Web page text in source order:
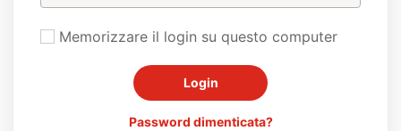
Memorizzare il login su questo computer
Password dimenticata?